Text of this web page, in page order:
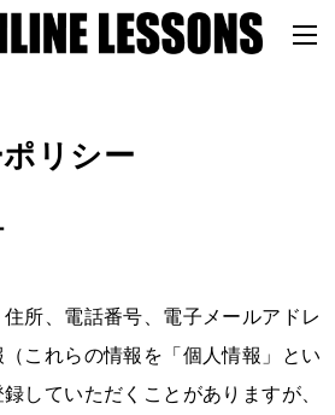
リシー
所、電話番号、電子メールアドレ
これらの情報を「個人情報」とい
していただくことがありますが、